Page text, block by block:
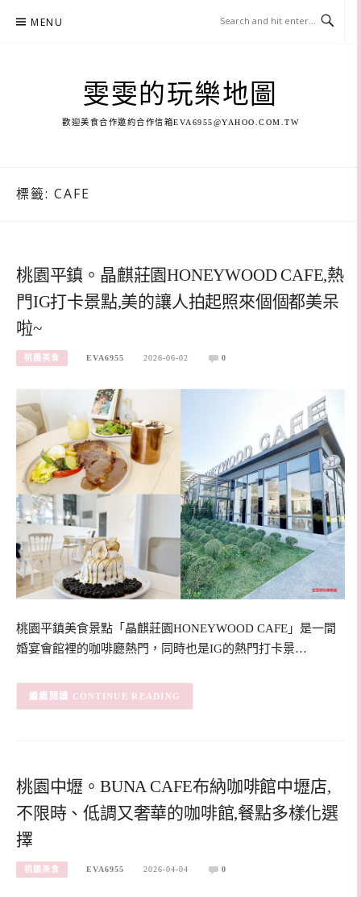
MENU
雯雯的玩樂地圖
歡迎美食合作邀約合作信箱EVA6955@YAHOO.COM.TW
標籤: CAFE
桃園平鎮。晶麒莊園HONEYWOOD CAFE,熱
門IG打卡景點,美的讓人拍起照來個個都美呆
啦~
桃園美食 EVA6955 2026-06-02 0
桃園平鎮美食景點「晶麒莊園HONEYWOOD CAFE」是一間
婚宴會館裡的咖啡廳熱門，同時也是IG的熱門打卡景…
CONTINUE READING
桃園中壢。BUNA CAFE布納咖啡館中壢店,
不限時、低調又奢華的咖啡館,餐點多樣化選
擇
桃園美食 EVA6955 2026-04-04 0